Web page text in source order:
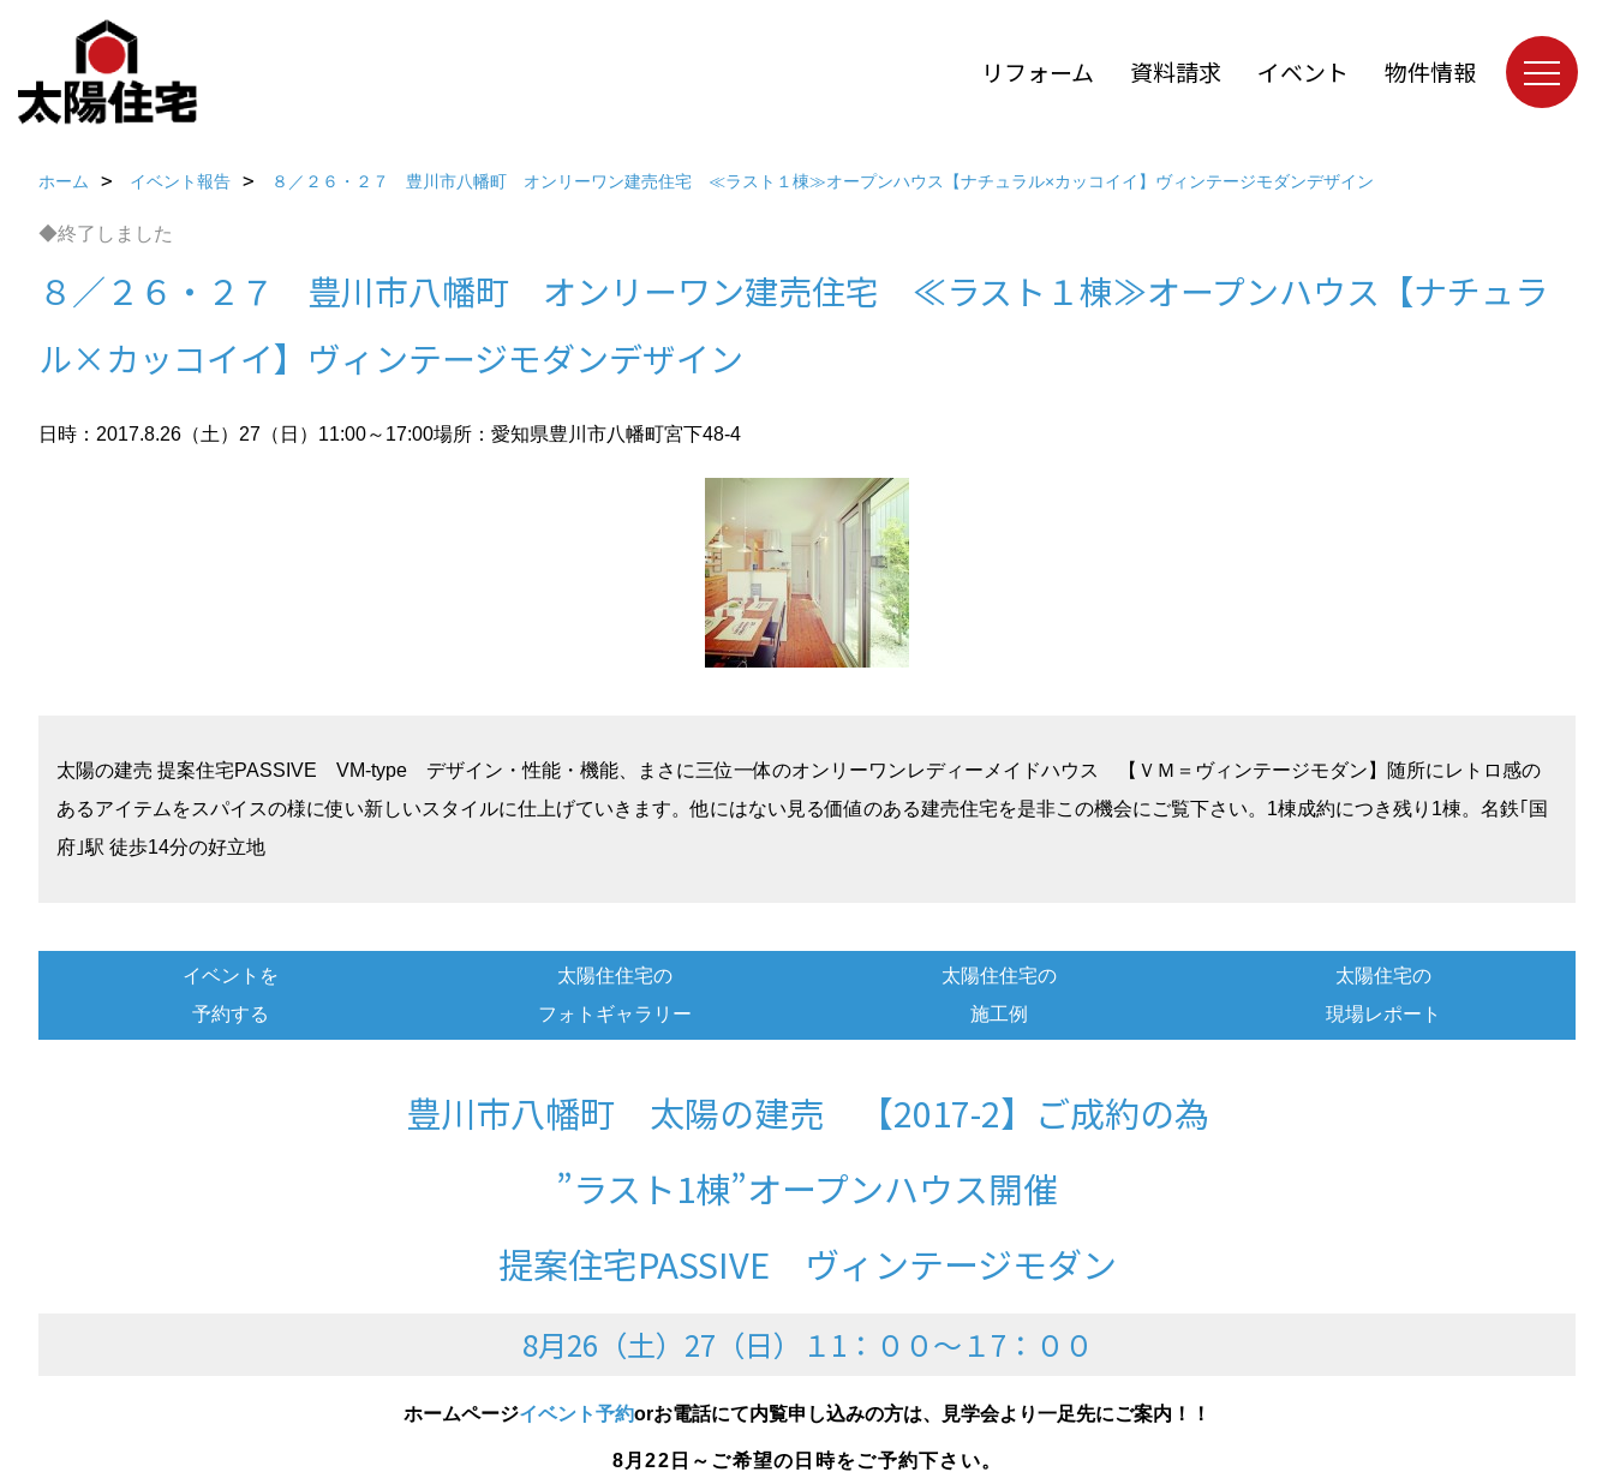
リフォーム 資料請求 イベント 物件情報
ホーム イベント報告 ８／２６・２７ 豊川市八幡町 オンリーワン建売住宅 ≪ラスト１棟≫オープンハウス【ナチュラル×カッコイイ】ヴィンテージモダンデザイン
◆終了しました
８／２６・２７ 豊川市八幡町 オンリーワン建売住宅 ≪ラスト１棟≫オープンハウス【ナチュラ
ル×カッコイイ】ヴィンテージモダンデザイン
日時：2017.8.26（土）27（日）11:00～17:00場所：愛知県豊川市八幡町宮下48-4
太陽の建売 提案住宅PASSIVE VM-type デザイン・性能・機能、まさに三位一体のオンリーワンレディーメイドハウス 【ＶＭ＝ヴィンテージモダン】随所にレトロ感の
あるアイテムをスパイスの様に使い新しいスタイルに仕上げていきます。他にはない見る価値のある建売住宅を是非この機会にご覧下さい。1棟成約につき残り1棟。名鉄｢国
府｣駅 徒歩14分の好立地
イベントを
予約する
太陽住住宅の
フォトギャラリー
太陽住住宅の
施工例
太陽住宅の
現場レポート
豊川市八幡町 太陽の建売 【2017-2】ご成約の為
”ラスト1棟”オープンハウス開催
提案住宅PASSIVE ヴィンテージモダン
8月26（土）27（日）１1：００～１7：００
ホームページイベント予約orお電話にて内覧申し込みの方は、見学会より一足先にご案内！！
8月22日～ご希望の日時をご予約下さい。